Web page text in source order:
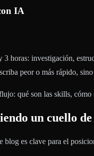
IA
horas: investigación,
peor o más rápido,
qué son las skills,
un cuello
es clave para el